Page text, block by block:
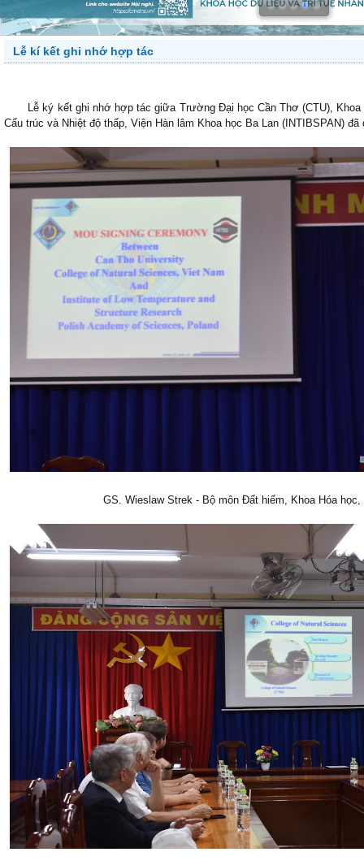
Lễ kí kết ghi nhớ hợp tác
Lễ ký kết ghi nhớ hợp tác giữa Trường Đại học Cần Thơ (CTU), Khoa
Cấu trúc và Nhiệt độ thấp, Viện Hàn lâm Khoa học Ba Lan (INTIBSPAN) đã
GS. Wieslaw Strek - Bộ môn Đất hiếm, Khoa Hóa